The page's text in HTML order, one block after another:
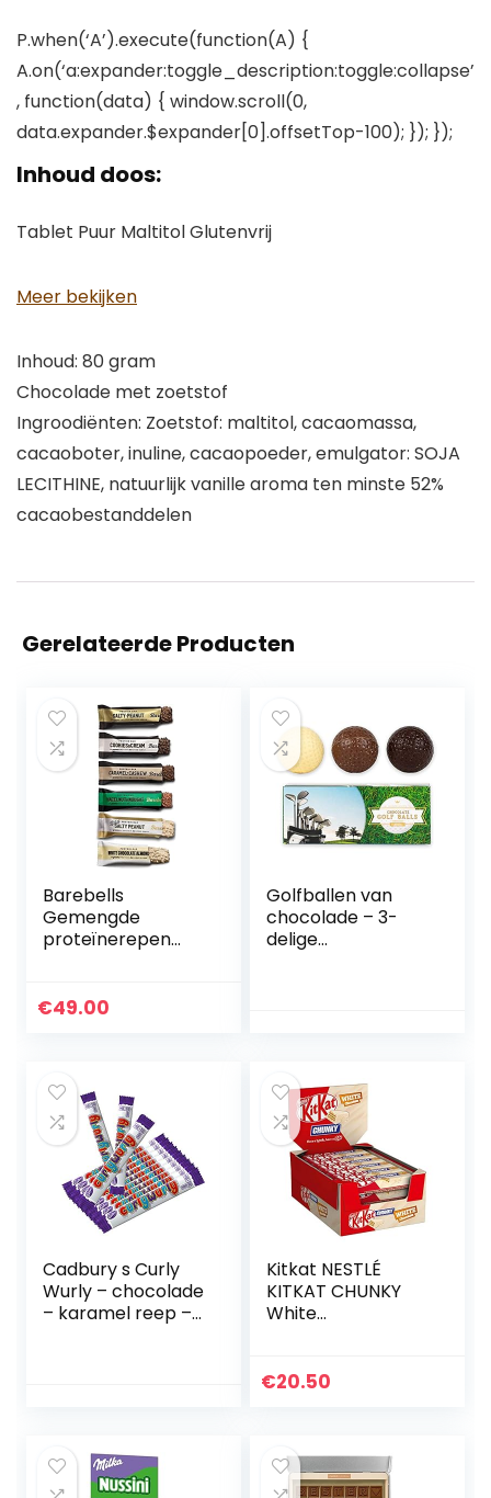
P.when(‘A’).execute(function(A) {
A.on(‘a:expander:toggle_description:toggle:collapse’
, function(data) { window.scroll(0,
data.expander.$expander[0].offsetTop-100); }); });
Inhoud doos:
Tablet Puur Maltitol Glutenvrij
Meer bekijken
Inhoud: 80 gram
Chocolade met zoetstof
Ingroodiënten: Zoetstof: maltitol, cacaomassa,
cacaoboter, inuline, cacaopoeder, emulgator: SOJA
LECITHINE, natuurlijk vanille aroma ten minste 52%
cacaobestanddelen
Gerelateerde Producten
Barebells
Gemengde
proteïnerepen
koekjes & crème,
chocolade
amandel
€49.00
Golfballen van
chocolade – 3-
delige
witte en zachte
chocolade
Cadbury s Curly
Wurly – chocolade
– karamel reep –
Kitkat NESTLÉ
KITKAT CHUNKY
White
met witte
40g)
€20.50